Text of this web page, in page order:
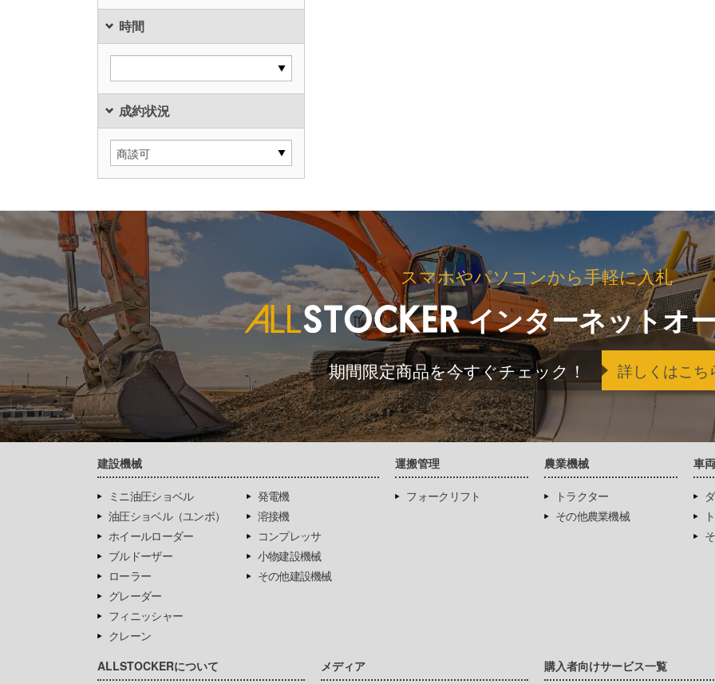
時間
成約状況
スマホやパソコンから手軽に入札
インターネットオ
期間限定商品を今すぐチェック！ 詳しくはこち
建設機械
ミニ油圧ショベル
油圧ショベル（ユンボ）
ホイールローダー
ブルドーザー
ローラー
グレーダー
フィニッシャー
クレーン
発電機
溶接機
コンプレッサ
小物建設機械
その他建設機械
運搬管理
フォークリフト
農業機械
トラクター
その他農業機械
車両
ALLSTOCKERについて メディア 購入者向けサービス一覧